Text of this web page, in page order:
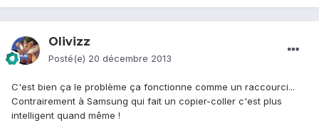
Olivizz
Posté(e) 20 décembre 2013
C'est bien ça le problème ça fonctionne comme un raccourci...
Contrairement à Samsung qui fait un copier-coller c'est plus
intelligent quand même !